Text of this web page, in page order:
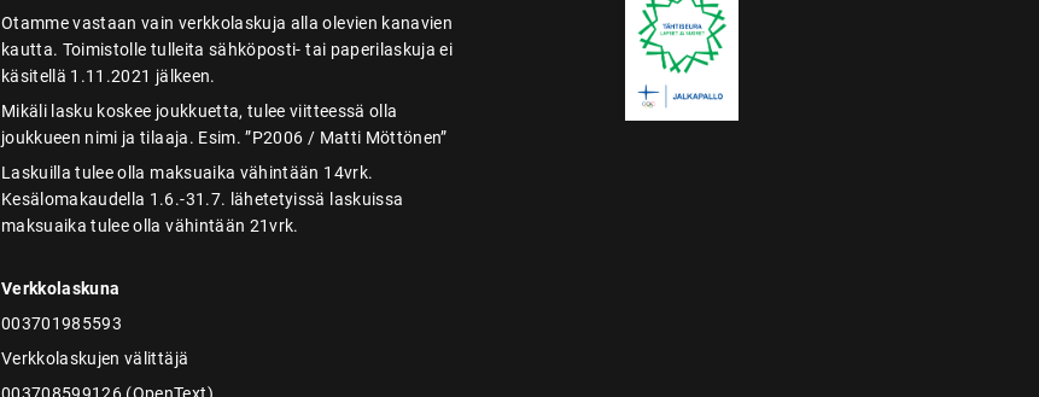
Otamme vastaan vain verkkolaskuja alla olevien kanavien
kautta. Toimistolle tulleita sähköposti- tai paperilaskuja ei
käsitellä 1.11.2021 jälkeen.
Mikäli lasku koskee joukkuetta, tulee viitteessä olla
joukkueen nimi ja tilaaja. Esim. ”P2006 / Matti Möttönen”
Laskuilla tulee olla maksuaika vähintään 14vrk.
Kesälomakaudella 1.6.-31.7. lähetetyissä laskuissa
maksuaika tulee olla vähintään 21vrk.
Verkkolaskuna
003701985593
Verkkolaskujen välittäjä
003708599126 (OpenText)